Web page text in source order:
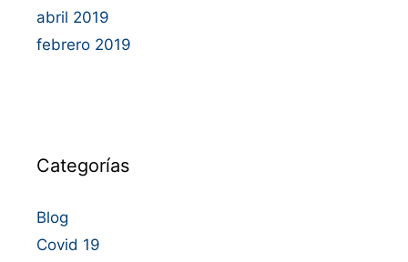
abril 2019
febrero 2019
Categorías
Blog
Covid 19